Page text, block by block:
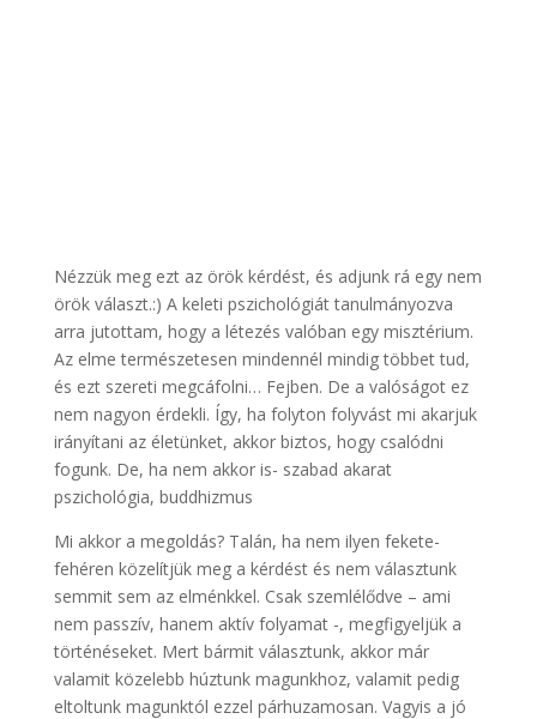
Nézzük meg ezt az örök kérdést, és adjunk rá egy nem
örök választ.:) A keleti pszichológiát tanulmányozva
arra jutottam, hogy a létezés valóban egy misztérium.
Az elme természetesen mindennél mindig többet tud,
és ezt szereti megcáfolni… Fejben. De a valóságot ez
nem nagyon érdekli. Így, ha folyton folyvást mi akarjuk
irányítani az életünket, akkor biztos, hogy csalódni
fogunk. De, ha nem akkor is- szabad akarat
pszichológia, buddhizmus
Mi akkor a megoldás? Talán, ha nem ilyen fekete-
fehéren közelítjük meg a kérdést és nem választunk
semmit sem az elménkkel. Csak szemlélődve – ami
nem passzív, hanem aktív folyamat -, megfigyeljük a
történéseket. Mert bármit választunk, akkor már
valamit közelebb húztunk magunkhoz, valamit pedig
eltoltunk magunktól ezzel párhuzamosan. Vagyis a jó